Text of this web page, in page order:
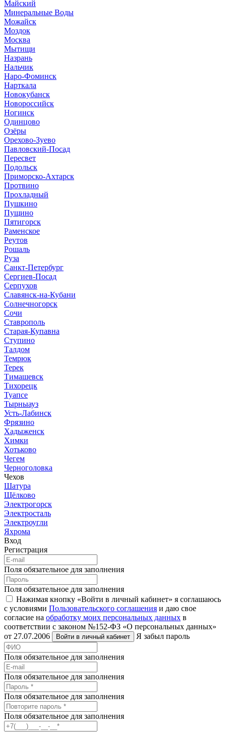
Майский
Минеральные Воды
Можайск
Моздок
Москва
Мытищи
Назрань
Нальчик
Наро-Фоминск
Нарткала
Новокубанск
Новороссийск
Ногинск
Одинцово
Озёры
Орехово-Зуево
Павловский-Посад
Пересвет
Подольск
Приморско-Ахтарск
Протвино
Прохладный
Пушкино
Пущино
Пятигорск
Раменское
Реутов
Рошаль
Руза
Санкт-Петербург
Сергиев-Посад
Серпухов
Славянск-на-Кубани
Солнечногорск
Сочи
Ставрополь
Старая-Купавна
Ступино
Талдом
Темрюк
Терек
Тимашевск
Тихорецк
Туапсе
Тырныауз
Усть-Лабинск
Фрязино
Хадыженск
Химки
Хотьково
Чегем
Черноголовка
Чехов
Шатура
Щёлково
Электрогорск
Электросталь
Электроугли
Яхрома
Вход
Регистрация
Поля обязательное для заполнения
Поля обязательное для заполнения
Нажимая кнопку «Войти в личный кабинет» я соглашаюсь
с условиями Пользовательского соглашения и даю свое
согласие на обработку моих персональных данных в
соответствии с законом №152-ФЗ «О персональных данных»
от 27.07.2006
Войти в личный кабинет Я забыл пароль
Поля обязательное для заполнения
Поля обязательное для заполнения
Поля обязательное для заполнения
Поля обязательное для заполнения